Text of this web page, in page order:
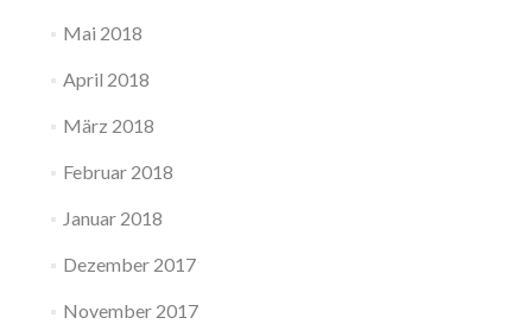
Mai 2018
April 2018
März 2018
Februar 2018
Januar 2018
Dezember 2017
November 2017